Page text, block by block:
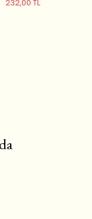
232,00 TL